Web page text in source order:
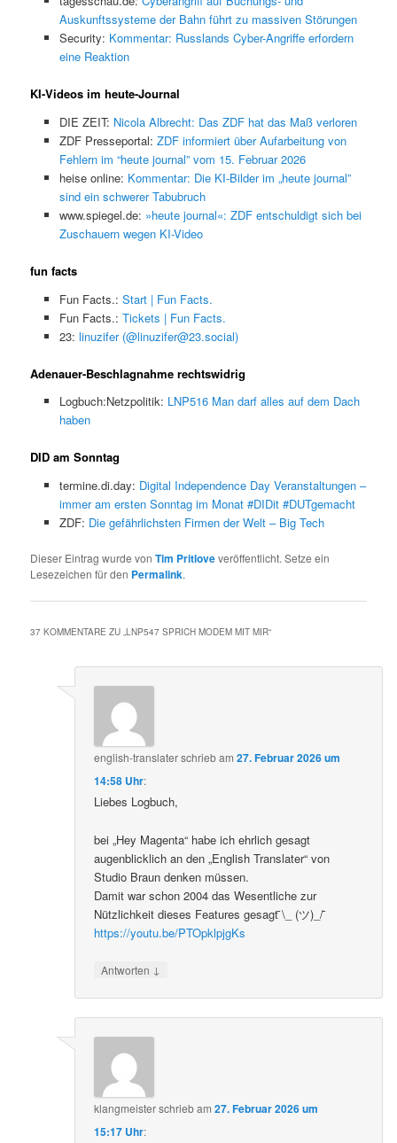
Auskunftssysteme der Bahn führt zu massiven Störungen
Security: Kommentar: Russlands Cyber-Angriffe erfordern
eine Reaktion
KI-Videos im heute-Journal
DIE ZEIT: Nicola Albrecht: Das ZDF hat das Maß verloren
ZDF Presseportal: ZDF informiert über Aufarbeitung von
Fehlern im “heute journal” vom 15. Februar 2026
heise online: Kommentar: Die KI-Bilder im „heute journal”
sind ein schwerer Tabubruch
www.spiegel.de: »heute journal«: ZDF entschuldigt sich bei
Zuschauern wegen KI-Video
fun facts
Fun Facts.: Start | Fun Facts.
Fun Facts.: Tickets | Fun Facts.
23: linuzifer (@linuzifer@23.social)
Adenauer-Beschlagnahme rechtswidrig
Logbuch:Netzpolitik: LNP516 Man darf alles auf dem Dach
haben
DID am Sonntag
termine.di.day: Digital Independence Day Veranstaltungen –
immer am ersten Sonntag im Monat #DIDit #DUTgemacht
ZDF: Die gefährlichsten Firmen der Welt – Big Tech
Dieser Eintrag wurde vonTim Pritloveveröffentlicht. Setze ein
Lesezeichen für den Permalink.
37 KOMMENTARE ZU „LNP547 SPRICH MODEM MIT MIR“
english-translaterschriebam27. Februar 2026 um
14:58 Uhr:
Liebes Logbuch,
bei „Hey Magenta“ habe ich ehrlich gesagt
augenblicklich an den „English Translater“ von
Studio Braun denken müssen.
Damit war schon 2004 das Wesentliche zur
Nützlichkeit dieses Features gesagt ̄\_ (ツ)_/ ̄
https://youtu.be/PTOpklpjgKs
Antworten ↓
klangmeisterschriebam27. Februar 2026 um
15:17 Uhr: